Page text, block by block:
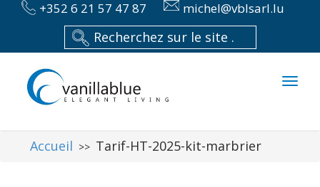
+352 6 21 57 47 87 michel@vblsarl.lu
Accueil >> Tarif-HT-2025-kit-marbrier